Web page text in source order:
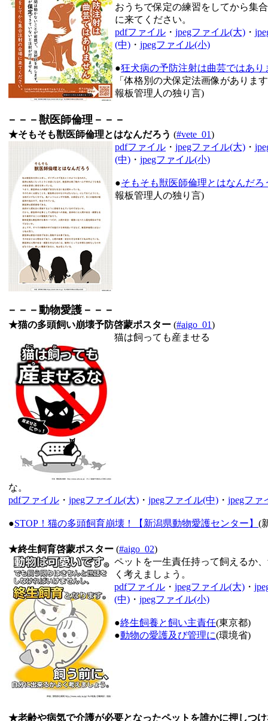
おうちで保定の練習をしてから集
に来てください。
pdfファイル ・ jpegファイル(大) ・
(中) ・ jpegファイル(小)
●狂犬病の予防注射は曲芸ではあり
「体格別の犬保定法画像がありま
報板管理人の独り言)
－－－獣医師倫理－－－
★そもそも獣医師倫理とはなんだろう (#vete_01)
pdfファイル ・ jpegファイル(大) ・
(中) ・ jpegファイル(小)
●そもそも獣医師倫理とはなんだろ
報板管理人の独り言)
－－－動物愛護－－－
★猫の多頭飼い崩壊予防啓蒙ポスター (#aigo_01)
猫は飼っても産ませる
な。
pdfファイル ・ jpegファイル(大) ・ jpegファイル(中) ・ jpegファ
●STOP！猫の多頭飼育崩壊！【新潟県動物愛護センター】 (
★終生飼育啓蒙ポスター (#aigo_02)
ペットを一生責任持って飼えるか
く考えましょう。
pdfファイル ・ jpegファイル(大) ・
(中) ・ jpegファイル(小)
●終生飼養と飼い主責任(東京都)
●動物の愛護及び管理に(環境省)
★老齢や病気で介護が必要となったペットを誰かに押しつ